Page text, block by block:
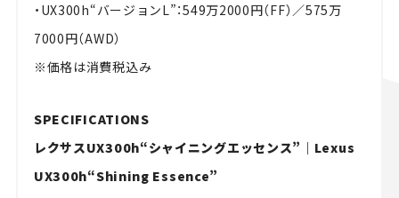
・UX300h“バージョンL”：549万2000円（FF）／575万
7000円（AWD）
※価格は消費税込み
SPECIFICATIONS
レクサスUX300h“シャイニングエッセンス”｜Lexus
UX300h“Shining Essence”